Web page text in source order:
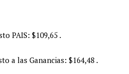
PAIS: $109,65 .
a las Ganancias: $164,48 .